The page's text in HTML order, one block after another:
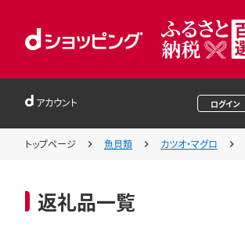
アカウント ログイン
トップページ 魚貝類 カツオ・マグロ
返礼品一覧